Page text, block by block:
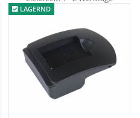
LAGERND